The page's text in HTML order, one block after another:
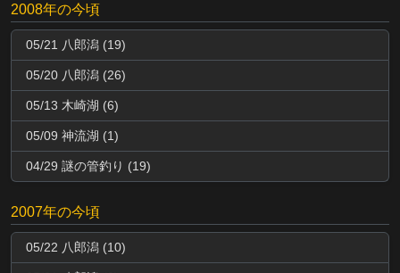
2008年の今頃
05/21 八郎潟 (19)
05/20 八郎潟 (26)
05/13 木崎湖 (6)
05/09 神流湖 (1)
04/29 謎の管釣り (19)
2007年の今頃
05/22 八郎潟 (10)